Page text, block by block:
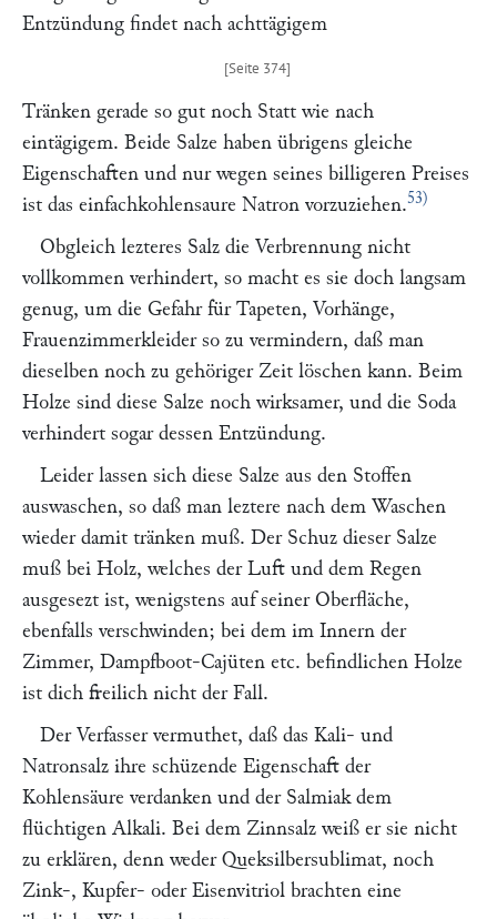
Entzündung findet nach achttägigem
Tränken gerade so gut noch Statt wie nach
eintägigem. Beide Salze haben übrigens gleiche
Eigenschaften und nur wegen seines billigeren Preises
ist das einfachkohlensaure Natron vorzuziehen.53)
Obgleich lezteres Salz die Verbrennung nicht
vollkommen verhindert, so macht es sie doch langsam
genug, um die Gefahr für Tapeten, Vorhänge,
Frauenzimmerkleider so zu vermindern, daß man
dieselben noch zu gehöriger Zeit löschen kann. Beim
Holze sind diese Salze noch wirksamer, und die Soda
verhindert sogar dessen Entzündung.
Leider lassen sich diese Salze aus den Stoffen
auswaschen, so daß man leztere nach dem Waschen
wieder damit tränken muß. Der Schuz dieser Salze
muß bei Holz, welches der Luft und dem Regen
ausgesezt ist, wenigstens auf seiner Oberfläche,
ebenfalls verschwinden; bei dem im Innern der
Zimmer, Dampfboot-Cajüten etc. befindlichen Holze
ist dich freilich nicht der Fall.
Der Verfasser vermuthet, daß das Kali- und
Natronsalz ihre schüzende Eigenschaft der
Kohlensäure verdanken und der Salmiak dem
flüchtigen Alkali. Bei dem Zinnsalz weiß er sie nicht
zu erklären, denn weder Queksilbersublimat, noch
Zink-, Kupfer- oder Eisenvitriol brachten eine